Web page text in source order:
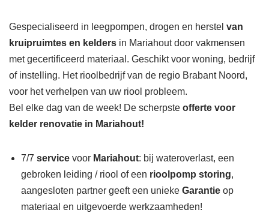
Gespecialiseerd in leegpompen, drogen en herstel van
kruipruimtes en kelders in Mariahout door vakmensen
met gecertificeerd materiaal. Geschikt voor woning, bedrijf
of instelling. Het rioolbedrijf van de regio Brabant Noord,
voor het verhelpen van uw riool probleem.
Bel elke dag van de week! De scherpste offerte voor
kelder renovatie in Mariahout!
7/7 service voor Mariahout: bij wateroverlast, een
gebroken leiding / riool of een rioolpomp storing,
aangesloten partner geeft een unieke Garantie op
materiaal en uitgevoerde werkzaamheden!